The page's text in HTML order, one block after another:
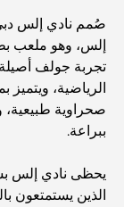
أفضل
نخلة جبل
العقارات
اكتشف
صُمم نادي إلس
إلس، وهو ملعب
تجربة جولف أصيلة
الرياضية،
صحراوية
ببراعة.
يحظى نادي إلس
الذين يستمتعون